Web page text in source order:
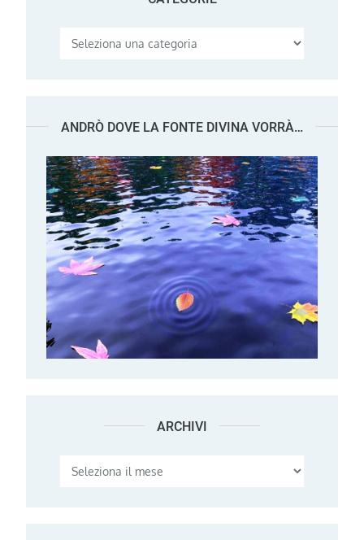
Categorie
ANDRÒ DOVE LA FONTE DIVINA VORRÀ…
ARCHIVI Archivi